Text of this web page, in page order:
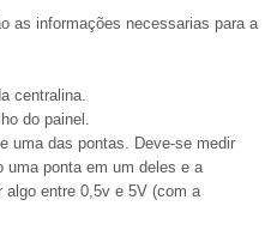
as informações necessarias para a
centralina.
do painel.
uma das pontas. Deve-se medir
uma ponta em um deles e a
algo entre 0,5v e 5V (com a